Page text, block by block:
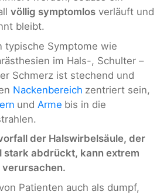
völlig symptomlos verläuft und
bleibt.
typische Symptome wie
im Hals-, Schulter –
Schmerz ist stechend und
Nackenbereich zentriert sein,
und Arme bis in die
der Halswirbelsäule, der
stark abdrückt, kann extrem
Patienten auch als dumpf,